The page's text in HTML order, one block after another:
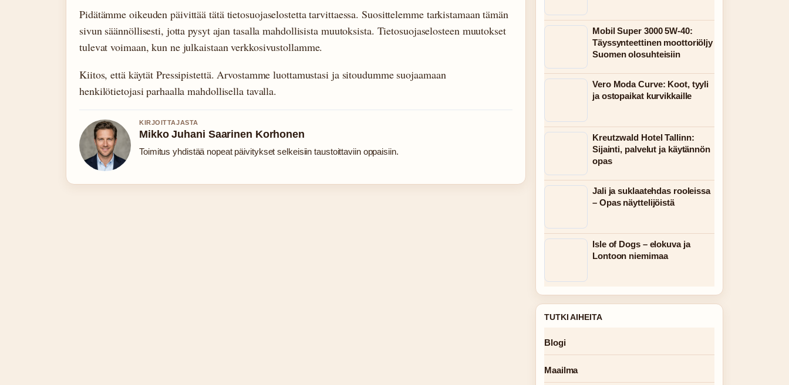
Pidätämme oikeuden päivittää tätä tietosuojaselostetta tarvittaessa. Suosittelemme tarkistamaan tämän
sivun säännöllisesti, jotta pysyt ajan tasalla mahdollisista muutoksista. Tietosuojaselosteen muutokset
tulevat voimaan, kun ne julkaistaan verkkosivustollamme.
Kiitos, että käytät Pressipistettä. Arvostamme luottamustasi ja sitoudumme suojaamaan
henkilötietojasi parhaalla mahdollisella tavalla.
KIRJOITTAJASTA
Mikko Juhani Saarinen Korhonen
Toimitus yhdistää nopeat päivitykset selkeisiin taustoittaviin oppaisiin.
Mobil Super 3000 5W-40:
Täyssynteettinen moottoriöljy
Suomen olosuhteisiin
Vero Moda Curve: Koot, tyyli
ja ostopaikat kurvikkaille
Kreutzwald Hotel Tallinn:
Sijainti, palvelut ja käytännön
opas
Jali ja suklaatehdas rooleissa
– Opas näyttelijöistä
Isle of Dogs – elokuva ja
Lontoon niemimaa
TUTKI AIHEITA
Blogi
Maailma